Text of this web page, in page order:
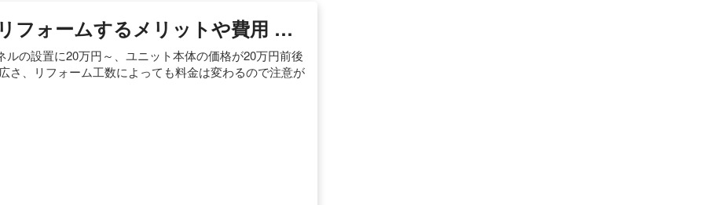
フォームするメリットや費用 …
の設置に20万円～、ユニット本体の価格が20万円前後
さ、リフォーム工数によっても料金は変わるので注意が